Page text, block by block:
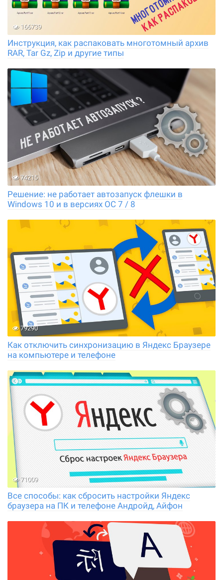
166739
Инструкция, как распаковать многотомный архив
RAR, Tar Gz, Zip и другие типы
74215
Решение: не работает автозапуск флешки в
Windows 10 и в версиях ОС 7 / 8
79290
Как отключить синхронизацию в Яндекс Браузере
на компьютере и телефоне
71009
Все способы: как сбросить настройки Яндекс
браузера на ПК и телефоне Андройд, Айфон